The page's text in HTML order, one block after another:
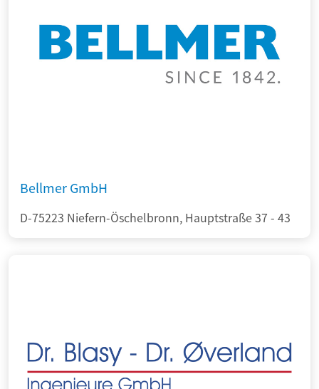
Bellmer GmbH
D-75223 Niefern-Öschelbronn, Hauptstraße 37 - 43